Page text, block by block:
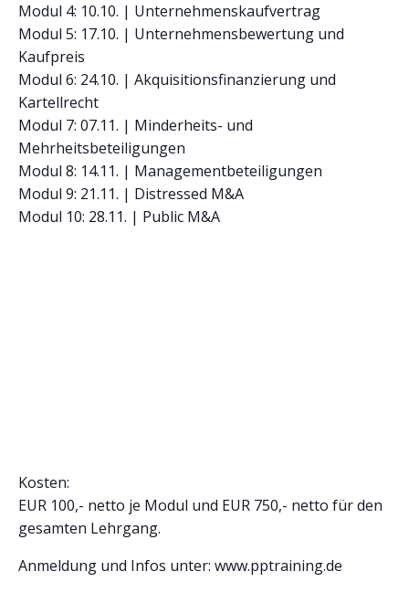
Modul 4: 10.10. | Unternehmenskaufvertrag
Modul 5: 17.10. | Unternehmensbewertung und
Kaufpreis
Modul 6: 24.10. | Akquisitionsfinanzierung und
Kartellrecht
Modul 7: 07.11. | Minderheits- und
Mehrheitsbeteiligungen
Modul 8: 14.11. | Managementbeteiligungen
Modul 9: 21.11. | Distressed M&A
Modul 10: 28.11. | Public M&A
Kosten:
EUR 100,- netto je Modul und EUR 750,- netto für den
gesamten Lehrgang.
Anmeldung und Infos unter: www.pptraining.de